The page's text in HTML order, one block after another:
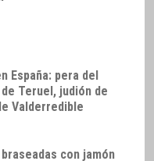
España: pera del
Teruel, judión de
Valderredible
con jamón